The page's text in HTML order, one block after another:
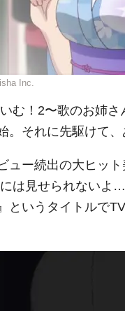
Inc.
む！2〜歌のお姉
。それに先駆けて
ュー続出の大ヒッ
は見せられないよ
というタイトルで